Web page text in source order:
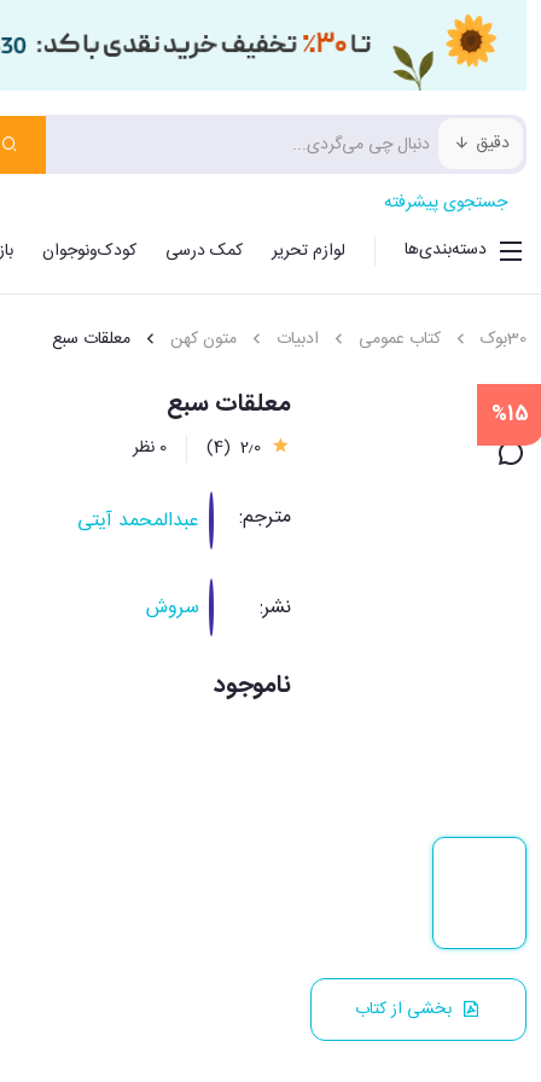
دقیق
جستجوی پیشرفته
دسته‌بندی‌ها
لوازم تحریر کمک درسی کودک‌ونوجوان
30بوک کتاب عمومی ادبیات متون کهن معلقات سبع
%15
بخشی از کتاب
معلقات سبع
2٫0 (4) 0 نظر
مترجم: عبدالمحمد آیتی
نشر: سروش
ناموجود